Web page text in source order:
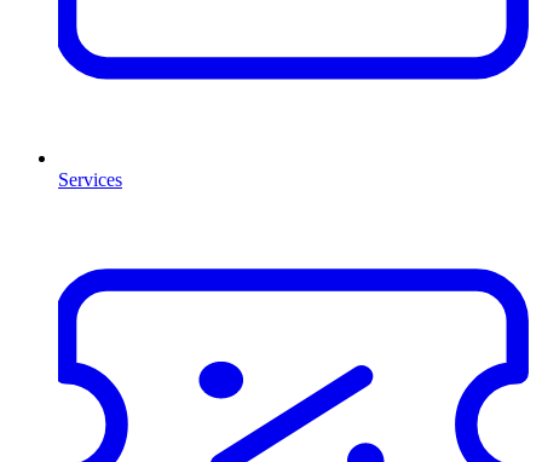
Services